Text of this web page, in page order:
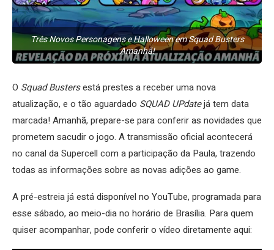
Três Novos Personagens e Halloween em Squad Busters
Amanhã!
O Squad Bustersestá prestes a receber uma nova
atualização, e o tão aguardado SQUAD UPdatejá tem data
marcada! Amanhã, prepare-se para conferir as novidades que
prometem sacudir o jogo. A transmissão oficial acontecerá
no canal da Supercell com a participação da Paula, trazendo
todas as informações sobre as novas adições ao game.
A pré-estreia já está disponível no YouTube, programada para
esse sábado, ao meio-dia no horário de Brasília. Para quem
quiser acompanhar, pode conferir o vídeo diretamente aqui: